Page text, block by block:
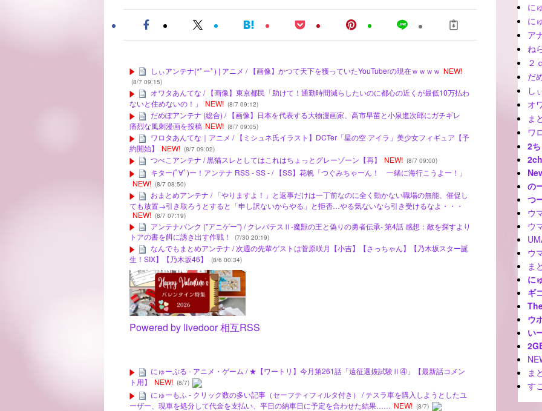
しぃアンテナ(*ﾟーﾟ) | アニメ / 【画像】かつて天下を獲っていたYouTuberの現在ｗｗｗｗ NEW!
(8/7 09:15)
オワタあんてな / 【画像】東京都民「助けて！通勤時間減らしたいのに都心の近くが最低10万払わ
ないと住めないの！」
NEW! (8/7 09:12)
だめぽアンテナ (総合) / 【画像】日本を代表する大物漫画家、高市早苗と小泉進次郎にガチギレ
痛烈な風刺漫画を投稿 NEW! (8/7 09:05)
ワロタあんてな｜アニメ / 【ミシュネ氏イラスト】DCTer「星の空 アイラ」美少女フィギュア【予
約開始】
NEW! (8/7 09:02)
つべこアンテナ / 黒猫スレとしてはこれはちょっとグレーゾーン【再】 NEW! (8/7 09:00)
キター(ﾟ∀ﾟ)ー！アンテナ RSS - SS - / 【SS】花帆「つぐみちゃーん！ 一緒に海行こうよー！」
NEW! (8/7 08:50)
おまとめアンテナ / 「やりますよ！」と返事だけは一丁前なのに全く動かない職場の無能、催促し
ても放置→引き取ろうとすると「申し訳ないからやる」と拒否…やる気ないなら引き受けるなよ・・・
NEW! (8/7 07:19)
アンテナバンク ("アニゲー") / クレバテスⅡ-魔獣の王と偽りの勇者伝承- 第4話 感想：敵を探すより
トアの書を餌に誘き出す作戦！
(7/30 20:19)
なんでもまとめアンテナ / 次週の先輩ゲストは菅原咲月【小吉】【さっちゃん】【乃木坂スター誕
生！SIX】【乃木坂46】
(8/6 00:34)
Powered by livedoor 相互RSS
にゅーぷる - アニメ・ゲーム / ★【ワートリ】今月第261話「遠征選抜試験Ⅱ④」【最新話コメン
ト用】
NEW! (8/7)
にゅーもふ - クリック数の多い記事（セーフティフィルタ付き） / テスラ車を購入しようとしたユ
ーザー、現車を処分して代金を支払い、平日の納車日に予定を合わせた結果…… NEW! (8/7)
に
に
ア
ね
２
だ
し
オ
ま
ワ
2
の
つ
ウ
ウ
ウ
ま
に
ギ
ウ
い
ま
す